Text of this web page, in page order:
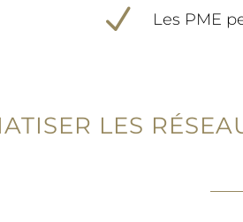
N
Les PME
LES